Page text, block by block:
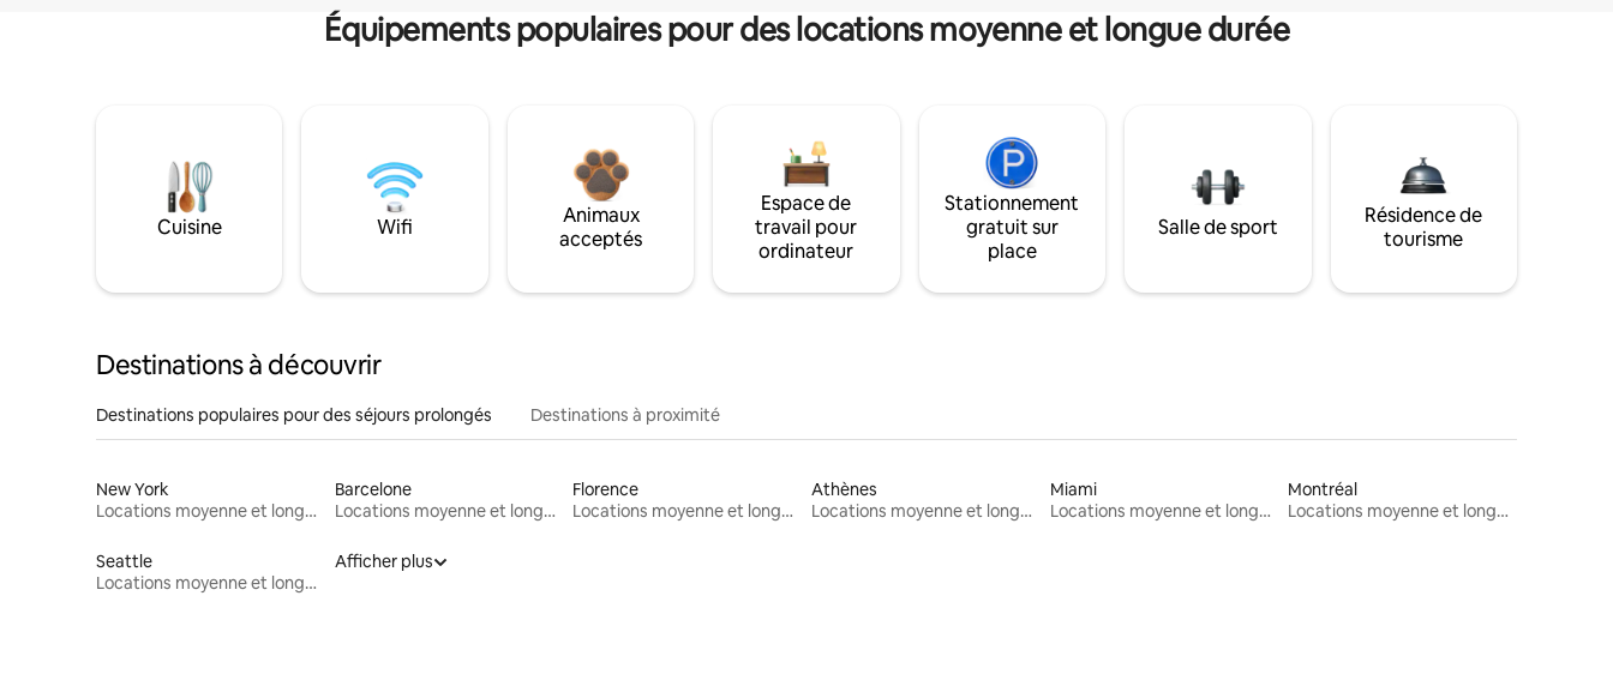
Équipements populaires pour des locations moyenne et longue durée
Cuisine Wifi
Animaux
acceptés
Espace de
travail pour
ordinateur
Stationnement
gratuit sur
place
Salle de sport
Résidence de
tourisme
Destinations à découvrir
Destinations populaires pour des séjours prolongés Destinations à proximité
New York
Locations moyenne et longue durée
Barcelone
Locations moyenne et longue durée
Florence
Locations moyenne et longue durée
Athènes
Locations moyenne et longue durée
Miami
Locations moyenne et longue durée
Montréal
Locations moyenne et longue durée
Seattle
Locations moyenne et longue durée
Afficher plus